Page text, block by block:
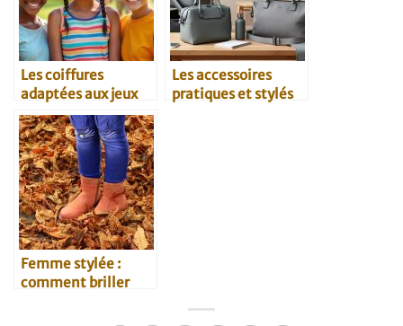
Les coiffures
adaptées aux jeux
avec les enfants
Les accessoires
pratiques et stylés
Femme stylée :
comment briller